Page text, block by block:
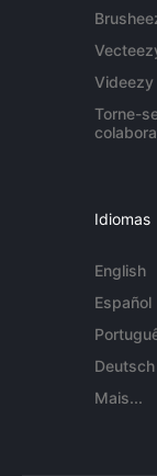
Videezy
Torne-
Idiomas
English
Español
Deutsch
Mais...